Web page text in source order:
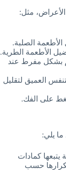
مثل:
الصلبة.
الأطعمة الطرية.
بشكل مفرط عند
العميق لتقليل
على الفك.
يلي:
ثلج 10- 15 دقيقة يتبعها كمادات
وتكرارها حسب